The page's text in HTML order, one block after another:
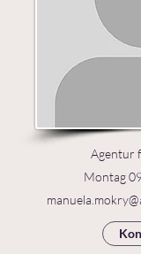
Agentur
Montag